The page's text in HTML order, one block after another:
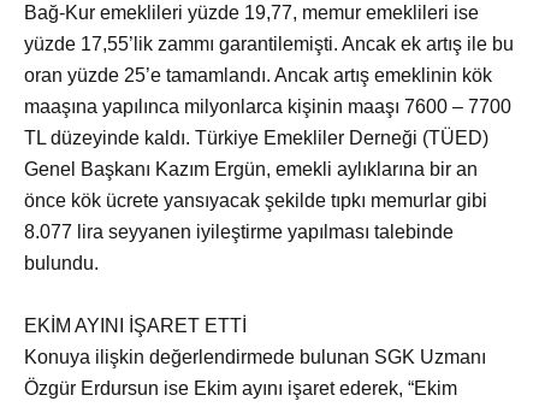
Bağ-Kur emeklileri yüzde 19,77, memur emeklileri ise
yüzde 17,55’lik zammı garantilemişti. Ancak ek artış ile bu
oran yüzde 25’e tamamlandı. Ancak artış emeklinin kök
maaşına yapılınca milyonlarca kişinin maaşı 7600 – 7700
TL düzeyinde kaldı. Türkiye Emekliler Derneği (TÜED)
Genel Başkanı Kazım Ergün, emekli aylıklarına bir an
önce kök ücrete yansıyacak şekilde tıpkı memurlar gibi
8.077 lira seyyanen iyileştirme yapılması talebinde
bulundu.
EKİM AYINI İŞARET ETTİ
Konuya ilişkin değerlendirmede bulunan SGK Uzmanı
Özgür Erdursun ise Ekim ayını işaret ederek, “Ekim